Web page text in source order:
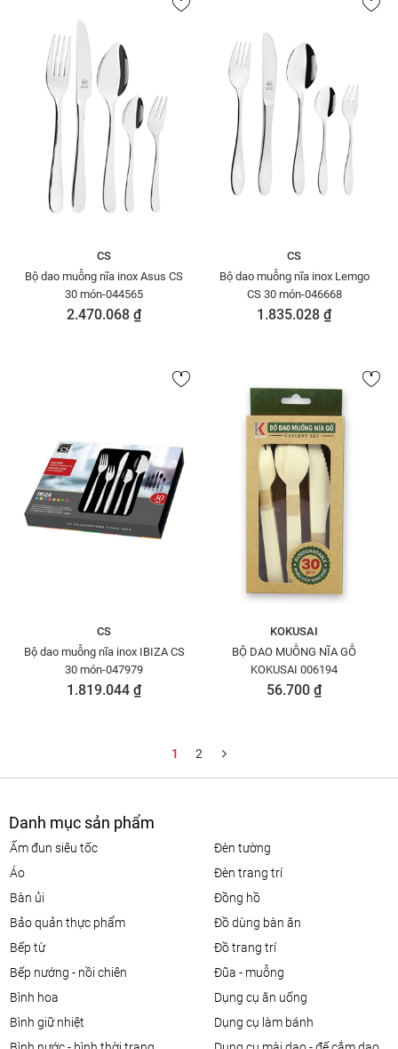
CS
Bộ dao muỗng nĩa inox Asus CS
30 món-044565
2.470.068 ₫
CS
Bộ dao muỗng nĩa inox Lemgo
CS 30 món-046668
1.835.028 ₫
CS
Bộ dao muỗng nĩa inox IBIZA CS
30 món-047979
1.819.044 ₫
KOKUSAI
BỘ DAO MUỖNG NĨA GỖ
KOKUSAI 006194
56.700 ₫
1 2
Danh mục sản phẩm
ấm đun siêu tốc
áo
bàn ủi
bảo quản thực phẩm
bếp từ
bếp nướng - nồi chiên
bình hoa
bình giữ nhiệt
đèn tường
đèn trang trí
đồng hồ
đồ dùng bàn ăn
đồ trang trí
đũa - muỗng
dụng cụ ăn uống
dụng cụ làm bánh